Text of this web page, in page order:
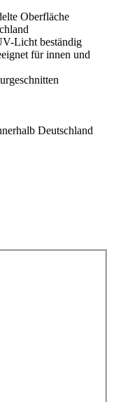
Oberfläche
Licht beständig
für innen und
Deutschland